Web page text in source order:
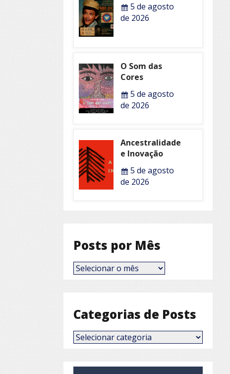
5 de agosto
de 2026
O Som das
Cores
5 de agosto
de 2026
Ancestralidade
e Inovação
5 de agosto
de 2026
Posts por Mês
Posts
por
Categorias de Posts
Categorias
de